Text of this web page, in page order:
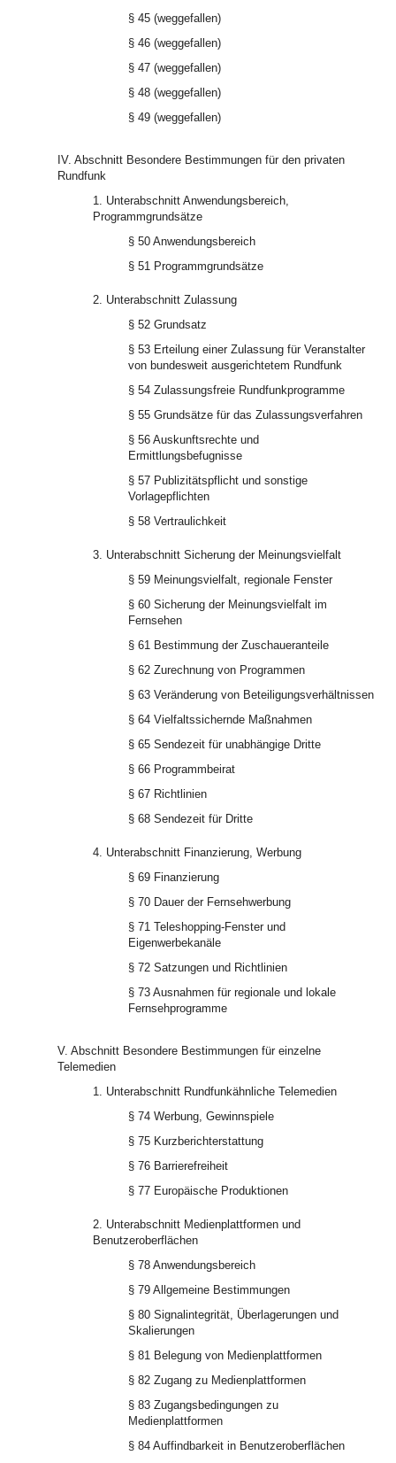
§ 45 (weggefallen)
§ 46 (weggefallen)
§ 47 (weggefallen)
§ 48 (weggefallen)
§ 49 (weggefallen)
IV. Abschnitt Besondere Bestimmungen für den privaten
Rundfunk
1. Unterabschnitt Anwendungsbereich,
Programmgrundsätze
§ 50 Anwendungsbereich
§ 51 Programmgrundsätze
2. Unterabschnitt Zulassung
§ 52 Grundsatz
§ 53 Erteilung einer Zulassung für Veranstalter
von bundesweit ausgerichtetem Rundfunk
§ 54 Zulassungsfreie Rundfunkprogramme
§ 55 Grundsätze für das Zulassungsverfahren
§ 56 Auskunftsrechte und
Ermittlungsbefugnisse
§ 57 Publizitätspflicht und sonstige
Vorlagepflichten
§ 58 Vertraulichkeit
3. Unterabschnitt Sicherung der Meinungsvielfalt
§ 59 Meinungsvielfalt, regionale Fenster
§ 60 Sicherung der Meinungsvielfalt im
Fernsehen
§ 61 Bestimmung der Zuschaueranteile
§ 62 Zurechnung von Programmen
§ 63 Veränderung von Beteiligungsverhältnissen
§ 64 Vielfaltssichernde Maßnahmen
§ 65 Sendezeit für unabhängige Dritte
§ 66 Programmbeirat
§ 67 Richtlinien
§ 68 Sendezeit für Dritte
4. Unterabschnitt Finanzierung, Werbung
§ 69 Finanzierung
§ 70 Dauer der Fernsehwerbung
§ 71 Teleshopping-Fenster und
Eigenwerbekanäle
§ 72 Satzungen und Richtlinien
§ 73 Ausnahmen für regionale und lokale
Fernsehprogramme
V. Abschnitt Besondere Bestimmungen für einzelne
Telemedien
1. Unterabschnitt Rundfunkähnliche Telemedien
§ 74 Werbung, Gewinnspiele
§ 75 Kurzberichterstattung
§ 76 Barrierefreiheit
§ 77 Europäische Produktionen
2. Unterabschnitt Medienplattformen und
Benutzeroberflächen
§ 78 Anwendungsbereich
§ 79 Allgemeine Bestimmungen
§ 80 Signalintegrität, Überlagerungen und
Skalierungen
§ 81 Belegung von Medienplattformen
§ 82 Zugang zu Medienplattformen
§ 83 Zugangsbedingungen zu
Medienplattformen
§ 84 Auffindbarkeit in Benutzeroberflächen